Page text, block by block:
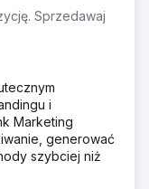
Sprzedawaj
i
Marketing
generować
szybciej niż